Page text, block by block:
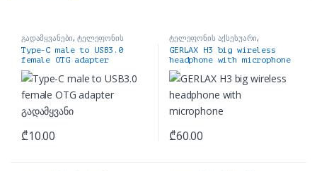
გადამყვანები,ტელეფონის
აქსესუარი
Type-C male to USB3.0
female OTG adapter
გადამყვანი
₾10.00
ტელეფონის აქსესუარი,
ყურსასმენები
GERLAX H3 big wireless
headphone with microphone
₾60.00